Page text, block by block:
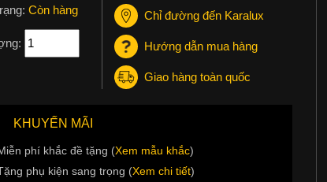
Còn hàng Chỉ đường đến Karalux
Hướng dẫn mua hàng
Giao hàng toàn quốc
KHUYẾN MÃI
phí khắc đề tặng (Xem mẫu khắc)
phụ kiện sang trọng (Xem chi tiết)